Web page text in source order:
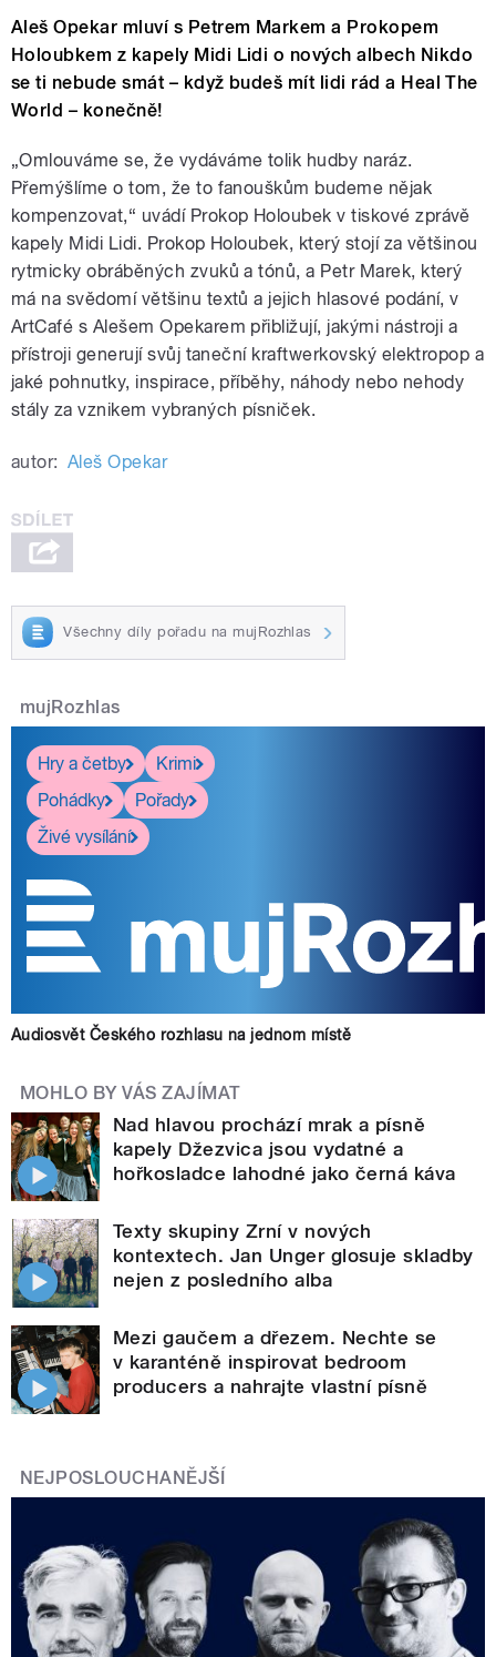
Aleš Opekar mluví s Petrem Markem a Prokopem
Holoubkem z kapely Midi Lidi o nových albech Nikdo
se ti nebude smát – když budeš mít lidi rád a Heal The
World – konečně!
„Omlouváme se, že vydáváme tolik hudby naráz.
Přemýšlíme o tom, že to fanouškům budeme nějak
kompenzovat,“ uvádí Prokop Holoubek v tiskové zprávě
kapely Midi Lidi. Prokop Holoubek, který stojí za většinou
rytmicky obráběných zvuků a tónů, a Petr Marek, který
má na svědomí většinu textů a jejich hlasové podání, v
ArtCafé s Alešem Opekarem přibližují, jakými nástroji a
přístroji generují svůj taneční kraftwerkovský elektropop a
jaké pohnutky, inspirace, příběhy, náhody nebo nehody
stály za vznikem vybraných písniček.
autor: Aleš Opekar
Všechny díly pořadu na mujRozhlas
mujRozhlas
Hry a četby
Krimi
Pohádky
Pořady
Živé vysílání
Audiosvět Českého rozhlasu na jednom místě
MOHLO BY VÁS ZAJÍMAT
Nad hlavou prochází mrak a písně
kapely Džezvica jsou vydatné a
hořkosladce lahodné jako černá káva
Texty skupiny Zrní v nových
kontextech. Jan Unger glosuje skladby
nejen z posledního alba
Mezi gaučem a dřezem. Nechte se
v karanténě inspirovat bedroom
producers a nahrajte vlastní písně
NEJPOSLOUCHANĚJŠÍ